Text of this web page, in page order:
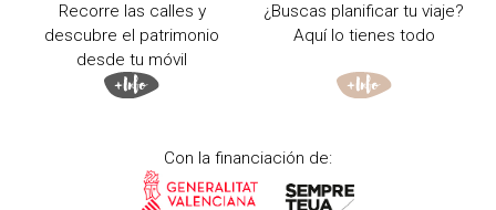
Recorre las calles y
descubre el patrimonio
desde tu móvil
¿Buscas planificar tu viaje?
Aquí lo tienes todo
Con la financiación de: